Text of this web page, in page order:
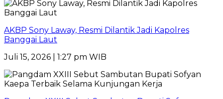
AKBP Sony Laway, Resmi Dilantik Jadi Kapolres
Banggai Laut
Juli 15, 2026 | 1:27 pm WIB